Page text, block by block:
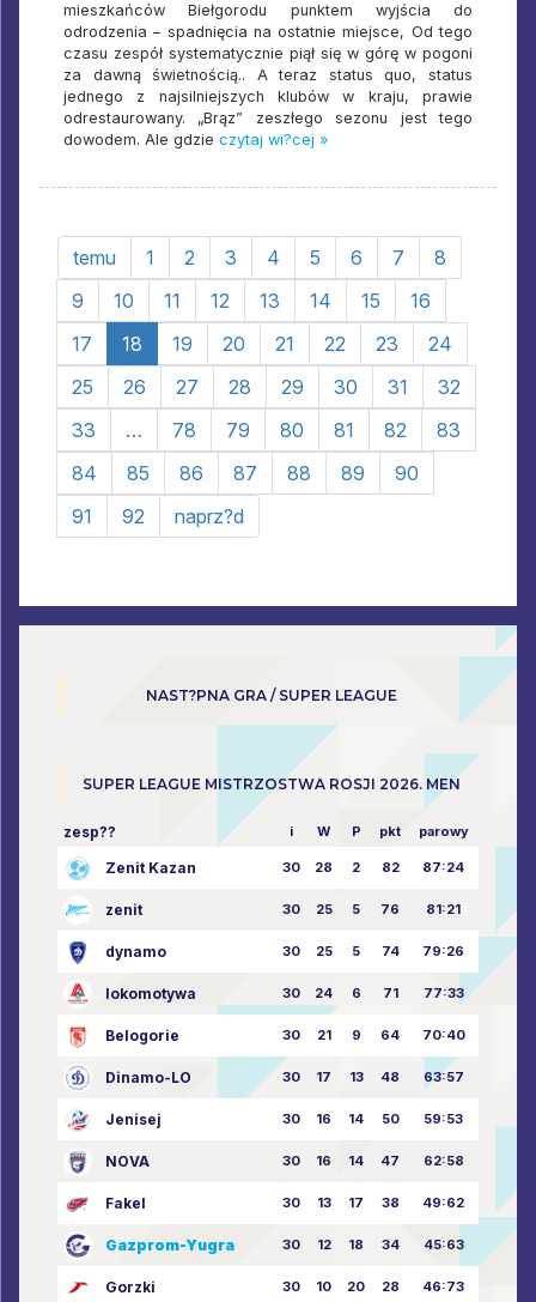
mieszkańców Biełgorodu punktem wyjścia do
odrodzenia – spadnięcia na ostatnie miejsce, Od tego
czasu zespół systematycznie piął się w górę w pogoni
za dawną świetnością.. A teraz status quo, status
jednego z najsilniejszych klubów w kraju, prawie
odrestaurowany. „Brąz” zeszłego sezonu jest tego
dowodem. Ale gdzie czytaj wi?cej »
temu 1 2 3 4 5 6 7
8
9
10 11 12 13 14 15
16
17
18 19 20 21 22 23
24
25
26 27 28 29 30 31
32
33
… 78 79 80 81 82
83
84
85 86 87 88 89
90
91
92 naprz?d
NAST?PNA GRA / SUPER LEAGUE
SUPER LEAGUE MISTRZOSTWA ROSJI 2026. MEN
zesp?? i W P pkt parowy
Zenit Kazan 30 28 2 82 87:24
zenit 30 25 5 76 81:21
dynamo 30 25 5 74 79:26
lokomotywa 30 24 6 71 77:33
Belogorie 30 21 9 64 70:40
Dinamo-LO 30 17 13 48 63:57
Jenisej 30 16 14 50 59:53
NOVA 30 16 14 47 62:58
Fakel 30 13 17 38 49:62
Gazprom-Yugra 30 12 18 34 45:63
Gorzki 30 10 20 28 46:73